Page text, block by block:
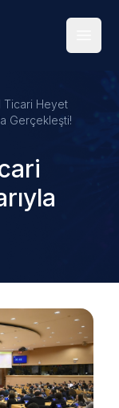
Ticari Heyet
Gerçekleşti!